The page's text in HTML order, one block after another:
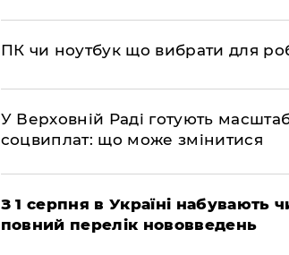
ПК чи ноутбук що вибрати для
У Верховній Раді готують
соцвиплат: що може змінитися
З 1 серпня в Україні набувають
повний перелік нововведень